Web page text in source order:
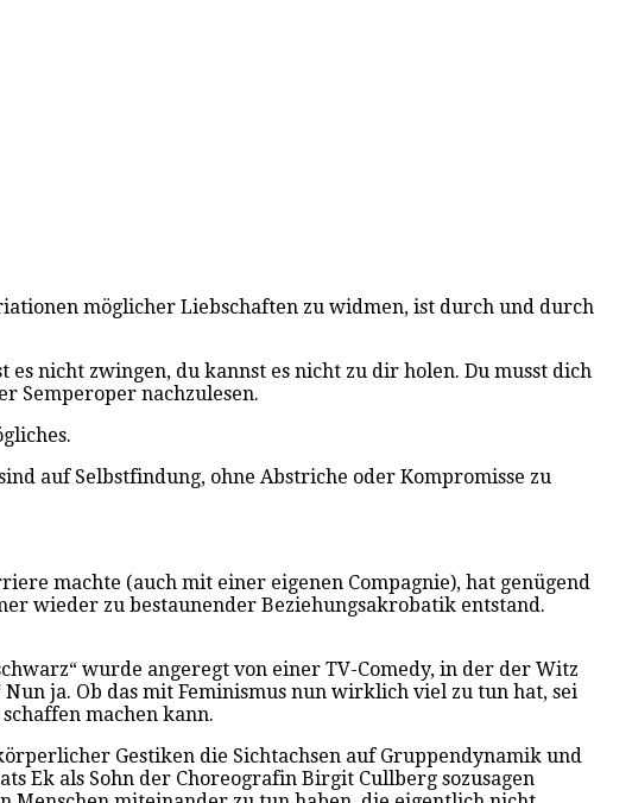
möglicher Liebschaften zu widmen, ist durch und durch
es nicht zwingen, du kannst es nicht zu dir holen. Du musst dich
Semperoper nachzulesen.
auf Selbstfindung, ohne Abstriche oder Kompromisse zu
machte (auch mit einer eigenen Compagnie), hat genügend
wieder zu bestaunender Beziehungsakrobatik entstand.
wurde angeregt von einer TV-Comedy, in der der Witz
Nun ja. Ob das mit Feminismus nun wirklich viel zu tun hat, sei
machen kann.
Gestiken die Sichtachsen auf Gruppendynamik und
Ek als Sohn der Choreografin Birgit Cullberg sozusagen